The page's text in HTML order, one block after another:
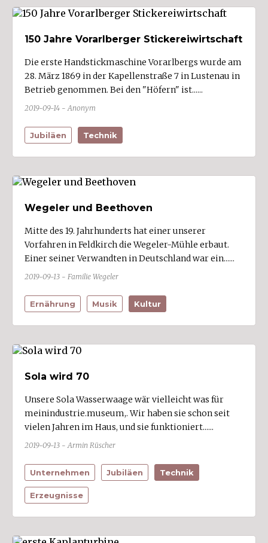
150 Jahre Vorarlberger Stickereiwirtschaft
Die erste Handstickmaschine Vorarlbergs wurde am
28. März 1869 in der Kapellenstraße 7 in Lustenau in
Betrieb genommen. Bei den "Höfern" ist......
2019-09-14 - Anonym
Jubiläen Technik
Wegeler und Beethoven
Mitte des 19. Jahrhunderts hat einer unserer
Vorfahren in Feldkirch die Wegeler-Mühle erbaut.
Einer seiner Verwandten in Deutschland war ein......
2019-09-13 - Familie Wegeler
Ernährung Musik Kultur
Sola wird 70
Unsere Sola Wasserwaage wär vielleicht was für
meinindustrie.museum,. Wir haben sie schon seit
vielen Jahren im Haus, und sie funktioniert......
2019-09-13 - Armin Rüscher
Unternehmen Jubiläen Technik
Erzeugnisse